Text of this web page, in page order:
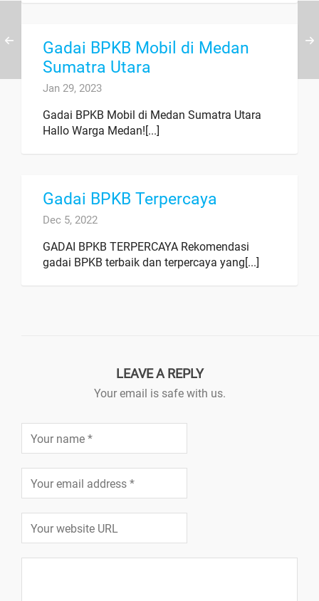
Gadai BPKB Mobil di Medan
Sumatra Utara
Jan 29, 2023
Gadai BPKB Mobil di Medan Sumatra Utara
Hallo Warga Medan![...]
Gadai BPKB Terpercaya
Dec 5, 2022
GADAI BPKB TERPERCAYA Rekomendasi
gadai BPKB terbaik dan terpercaya yang[...]
LEAVE A REPLY
Your email is safe with us.